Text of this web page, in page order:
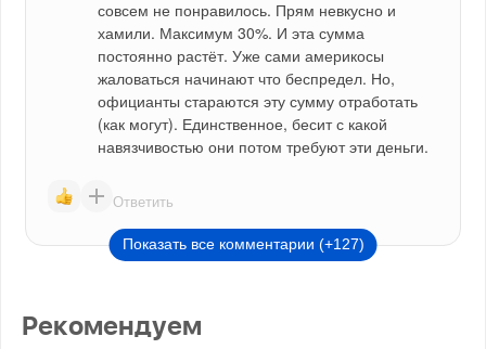
совсем не понравилось. Прям невкусно и
хамили. Максимум 30%. И эта сумма
постоянно растёт. Уже сами америкосы
жаловаться начинают что беспредел. Но,
официанты стараются эту сумму отработать
(как могут). Единственное, бесит с какой
навязчивостью они потом требуют эти деньги.
Ответить
Показать все комментарии (+127)
Рекомендуем